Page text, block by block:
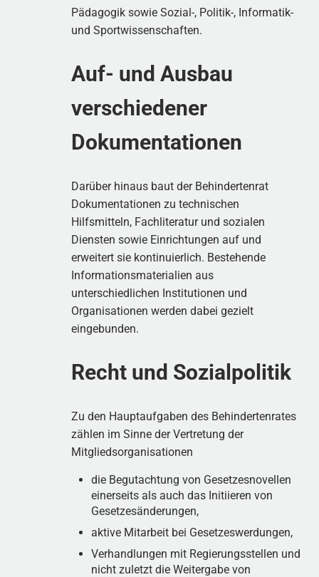
Pädagogik sowie Sozial-, Politik-, Informatik-
und Sportwissenschaften.
Auf- und Ausbau
verschiedener
Dokumentationen
Darüber hinaus baut der Behindertenrat
Dokumentationen zu technischen
Hilfsmitteln, Fachliteratur und sozialen
Diensten sowie Einrichtungen auf und
erweitert sie kontinuierlich. Bestehende
Informationsmaterialien aus
unterschiedlichen Institutionen und
Organisationen werden dabei gezielt
eingebunden.
Recht und Sozialpolitik
Zu den Hauptaufgaben des Behindertenrates
zählen im Sinne der Vertretung der
Mitgliedsorganisationen
die Begutachtung von Gesetzesnovellen
einerseits als auch das Initiieren von
Gesetzesänderungen,
aktive Mitarbeit bei Gesetzeswerdungen,
Verhandlungen mit Regierungsstellen und
nicht zuletzt die Weitergabe von